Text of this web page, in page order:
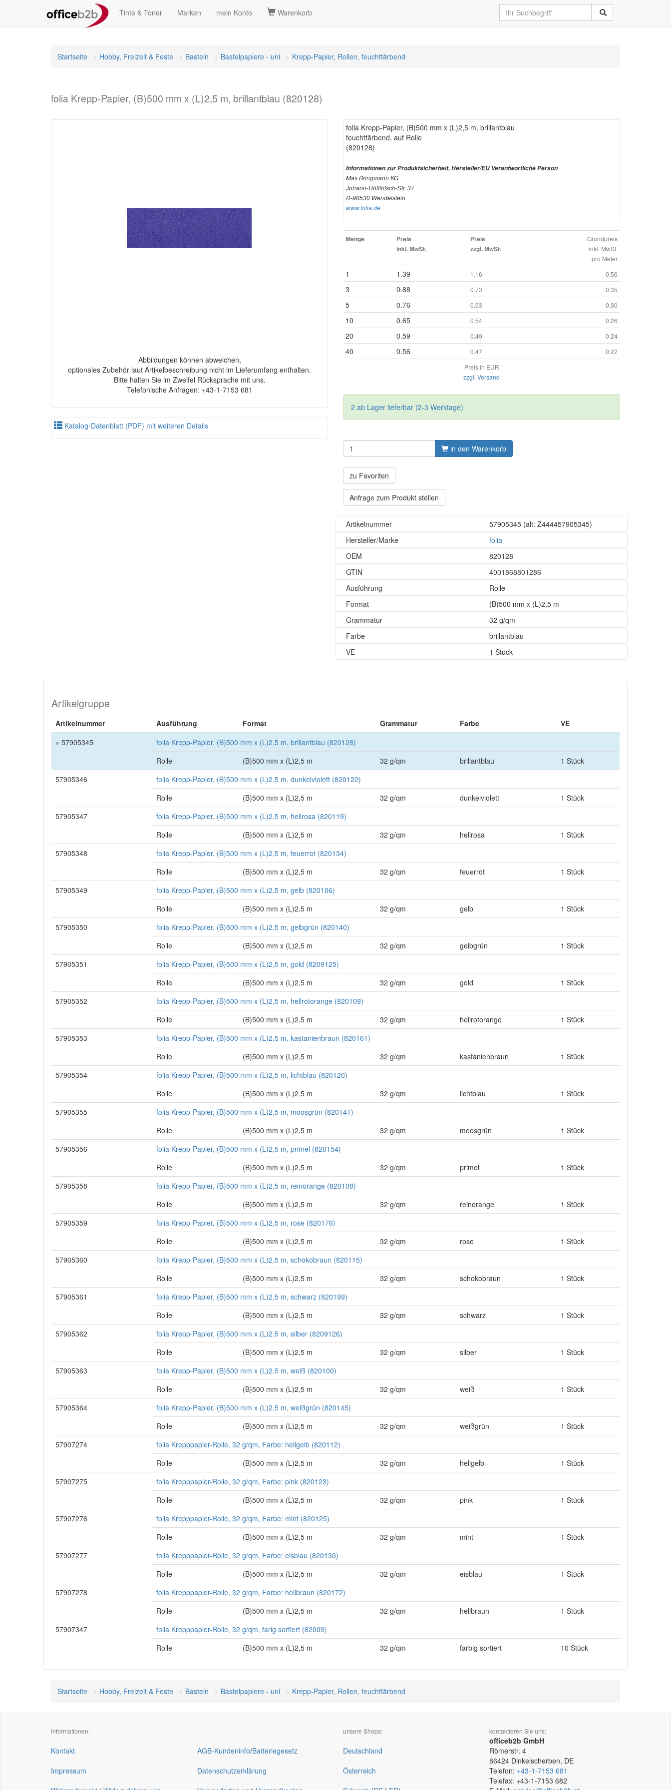
Tinte & Toner Marken mein Konto Warenkorb
Startseite Hobby, Freizeit & Feste Basteln Bastelpapiere - uni Krepp-Papier, Rollen, feuchtfärbend
folia Krepp-Papier, (B)500 mm x (L)2,5 m, brillantblau (820128)
Abbildungen können abweichen,
optionales Zubehör laut Artikelbeschreibung nicht im Lieferumfang enthalten.
Bitte halten Sie im Zweifel Rücksprache mit uns.
Telefonische Anfragen: +43-1-7153 681
Katalog-Datenblatt (PDF) mit weiteren Details
folia Krepp-Papier, (B)500 mm x (L)2,5 m, brillantblau
feuchtfärbend, auf Rolle
(820128)
Informationen zur Produktsicherheit, Hersteller/EU Verantwortliche Person
Max Bringmann KG
Johann-Höllfritsch-Str. 37
D-90530 Wendelstein
www.folia.de
Menge
Preis
inkl. MwSt.
Preis
zzgl. MwSt.
Grundpreis
inkl. MwSt.
pro Meter
1 1.39 1.16 0.56
3 0.88 0.73 0.35
5 0.76 0.63 0.30
10 0.65 0.54 0.26
20 0.59 0.49 0.24
40 0.56 0.47
0.22
Preis in EUR
zzgl. Versand
2 ab Lager lieferbar (2-3 Werktage)
in den Warenkorb
zu Favoriten
Anfrage zum Produkt stellen
Artikelnummer 57905345(alt: Z444457905345)
Hersteller/Marke
folia
OEM
820128
GTIN
4001868801286
Ausführung
Rolle
Format
(B)500 mm x (L)2,5 m
Grammatur
32 g/qm
Farbe
brillantblau
VE
1 Stück
Artikelgruppe
Artikelnummer Ausführung Format Grammatur Farbe
VE
» 57905345
folia Krepp-Papier, (B)500 mm x (L)2,5 m, brillantblau (820128)
Rolle
(B)500 mm x (L)2,5 m 32 g/qm brillantblau
1 Stück
57905346
folia Krepp-Papier, (B)500 mm x (L)2,5 m, dunkelviolett (820122)
Rolle
(B)500 mm x (L)2,5 m 32 g/qm dunkelviolett
1 Stück
57905347
folia Krepp-Papier, (B)500 mm x (L)2,5 m, hellrosa (820119)
Rolle
(B)500 mm x (L)2,5 m 32 g/qm hellrosa
1 Stück
57905348
folia Krepp-Papier, (B)500 mm x (L)2,5 m, feuerrot (820134)
Rolle
(B)500 mm x (L)2,5 m 32 g/qm feuerrot
1 Stück
57905349
folia Krepp-Papier, (B)500 mm x (L)2,5 m, gelb (820106)
Rolle
(B)500 mm x (L)2,5 m 32 g/qm gelb
1 Stück
57905350
folia Krepp-Papier, (B)500 mm x (L)2,5 m, gelbgrün (820140)
Rolle
(B)500 mm x (L)2,5 m 32 g/qm gelbgrün
1 Stück
57905351
folia Krepp-Papier, (B)500 mm x (L)2,5 m, gold (8209125)
Rolle
(B)500 mm x (L)2,5 m 32 g/qm gold
1 Stück
57905352
folia Krepp-Papier, (B)500 mm x (L)2,5 m, hellrotorange (820109)
Rolle
(B)500 mm x (L)2,5 m 32 g/qm hellrotorange
1 Stück
57905353
folia Krepp-Papier, (B)500 mm x (L)2,5 m, kastanienbraun (820161)
Rolle
(B)500 mm x (L)2,5 m 32 g/qm kastanienbraun
1 Stück
57905354
folia Krepp-Papier, (B)500 mm x (L)2,5 m, lichtblau (820120)
Rolle
(B)500 mm x (L)2,5 m 32 g/qm lichtblau
1 Stück
57905355
folia Krepp-Papier, (B)500 mm x (L)2,5 m, moosgrün (820141)
Rolle
(B)500 mm x (L)2,5 m 32 g/qm moosgrün
1 Stück
57905356
folia Krepp-Papier, (B)500 mm x (L)2,5 m, primel (820154)
Rolle
(B)500 mm x (L)2,5 m 32 g/qm primel
1 Stück
57905358
folia Krepp-Papier, (B)500 mm x (L)2,5 m, reinorange (820108)
Rolle
(B)500 mm x (L)2,5 m 32 g/qm reinorange
1 Stück
57905359
folia Krepp-Papier, (B)500 mm x (L)2,5 m, rose (820176)
Rolle
(B)500 mm x (L)2,5 m 32 g/qm rose
1 Stück
57905360
folia Krepp-Papier, (B)500 mm x (L)2,5 m, schokobraun (820115)
Rolle
(B)500 mm x (L)2,5 m 32 g/qm schokobraun
1 Stück
57905361
folia Krepp-Papier, (B)500 mm x (L)2,5 m, schwarz (820199)
Rolle
(B)500 mm x (L)2,5 m 32 g/qm schwarz
1 Stück
57905362
folia Krepp-Papier, (B)500 mm x (L)2,5 m, silber (8209126)
Rolle
(B)500 mm x (L)2,5 m 32 g/qm silber
1 Stück
57905363
folia Krepp-Papier, (B)500 mm x (L)2,5 m, weiß (820100)
Rolle
(B)500 mm x (L)2,5 m 32 g/qm weiß
1 Stück
57905364
folia Krepp-Papier, (B)500 mm x (L)2,5 m, weißgrün (820145)
Rolle
(B)500 mm x (L)2,5 m 32 g/qm weißgrün
1 Stück
57907274
folia Krepppapier-Rolle, 32 g/qm, Farbe: hellgelb (820112)
Rolle
(B)500 mm x (L)2,5 m 32 g/qm hellgelb
1 Stück
57907275
folia Krepppapier-Rolle, 32 g/qm, Farbe: pink (820123)
Rolle
(B)500 mm x (L)2,5 m 32 g/qm pink
1 Stück
57907276
folia Krepppapier-Rolle, 32 g/qm, Farbe: mint (820125)
Rolle
(B)500 mm x (L)2,5 m 32 g/qm mint
1 Stück
57907277
folia Krepppapier-Rolle, 32 g/qm, Farbe: eisblau (820130)
Rolle
(B)500 mm x (L)2,5 m 32 g/qm eisblau
1 Stück
57907278
folia Krepppapier-Rolle, 32 g/qm, Farbe: hellbraun (820172)
Rolle
(B)500 mm x (L)2,5 m 32 g/qm hellbraun
1 Stück
57907347
folia Krepppapier-Rolle, 32 g/qm, farig sortiert (82009)
Rolle
(B)500 mm x (L)2,5 m 32 g/qm farbig sortiert 10 Stück
Startseite Hobby, Freizeit & Feste Basteln Bastelpapiere - uni Krepp-Papier, Rollen, feuchtfärbend
Informationen:
Kontakt
Impressum
AGB-Kundeninfo/Batteriegesetz
Datenschutzerklärung
unsere Shops:
Deutschland
Österreich
kontaktieren Sie uns:
officeb2b GmbH
Römerstr. 4
86424 Dinkelscherben, DE
Telefon: +43-1-7153 681
Telefax: +43-1-7153 682